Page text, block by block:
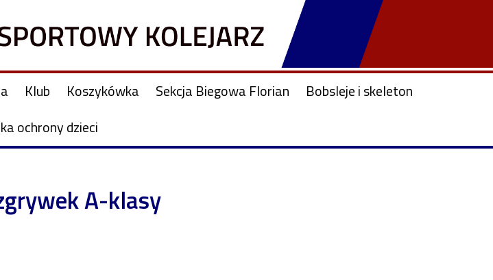
Klub Koszykówka Sekcja Biegowa Florian
Bobsleje i skeleton
ochrony dzieci
A-klasy